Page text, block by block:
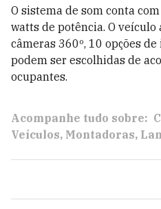
O sistema de som conta
watts de potência. O
câmeras 360º, 10 opções
podem ser escolhidas de
ocupantes.
Acompanhe tudo sobre:
Veículos Montadoras